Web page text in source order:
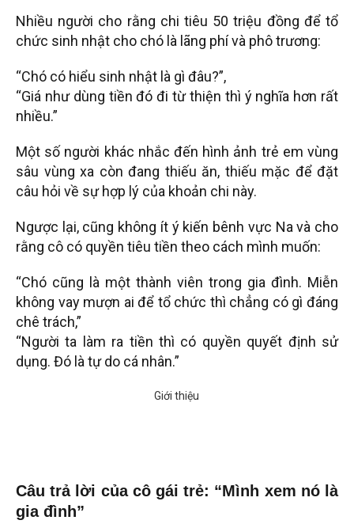
Nhiều người cho rằng chi tiêu 50 triệu đồng để tổ
chức sinh nhật cho chó là lãng phí và phô trương:
“Chó có hiểu sinh nhật là gì đâu?”,
“Giá như dùng tiền đó đi từ thiện thì ý nghĩa hơn rất
nhiều.”
Một số người khác nhắc đến hình ảnh trẻ em vùng
sâu vùng xa còn đang thiếu ăn, thiếu mặc để đặt
câu hỏi về sự hợp lý của khoản chi này.
Ngược lại, cũng không ít ý kiến bênh vực Na và cho
rằng cô có quyền tiêu tiền theo cách mình muốn:
“Chó cũng là một thành viên trong gia đình. Miễn
không vay mượn ai để tổ chức thì chẳng có gì đáng
chê trách,”
“Người ta làm ra tiền thì có quyền quyết định sử
dụng. Đó là tự do cá nhân.”
Câu trả lời của cô gái trẻ: “Mình xem nó là
gia đình”